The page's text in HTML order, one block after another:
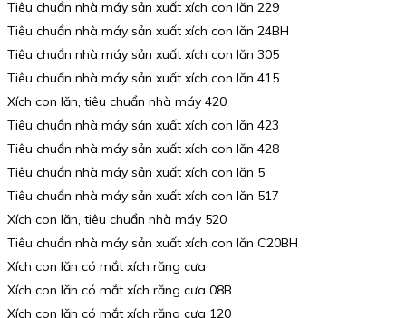
Tiêu chuẩn nhà máy sản xuất xích con lăn 229
Tiêu chuẩn nhà máy sản xuất xích con lăn 24BH
Tiêu chuẩn nhà máy sản xuất xích con lăn 305
Tiêu chuẩn nhà máy sản xuất xích con lăn 415
Xích con lăn, tiêu chuẩn nhà máy 420
Tiêu chuẩn nhà máy sản xuất xích con lăn 423
Tiêu chuẩn nhà máy sản xuất xích con lăn 428
Tiêu chuẩn nhà máy sản xuất xích con lăn 5
Tiêu chuẩn nhà máy sản xuất xích con lăn 517
Xích con lăn, tiêu chuẩn nhà máy 520
Tiêu chuẩn nhà máy sản xuất xích con lăn C20BH
Xích con lăn có mắt xích răng cưa
Xích con lăn có mắt xích răng cưa 08B
Xích con lăn có mắt xích răng cưa 120